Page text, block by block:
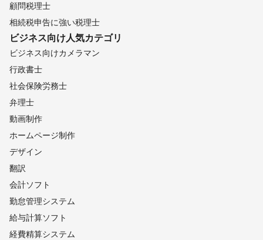
顧問税理士
相続税申告に強い税理士
ビジネス向け人気カテゴリ
ビジネス向けカメラマン
行政書士
社会保険労務士
弁理士
動画制作
ホームページ制作
デザイン
翻訳
会計ソフト
勤怠管理システム
給与計算ソフト
経費精算システム